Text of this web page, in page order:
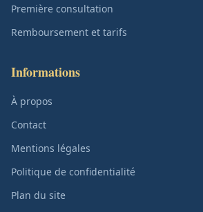
Première consultation
Remboursement et tarifs
Informations
À propos
Contact
Mentions légales
Politique de confidentialité
Plan du site